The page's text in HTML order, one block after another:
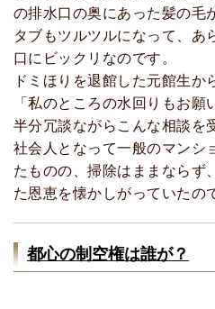
の排水口の奥にあった髪の毛
タブもツルツルになって、あ
口にビックリなのです。
ドミほりを退館した元館生か
「私のところの水回りもお願
半分冗談ながらこんな相談を
社会人となって一般のマンシ
たものの、掃除はままならず
た恩恵を懐かしがっていたの
都心の制空権は誰が？